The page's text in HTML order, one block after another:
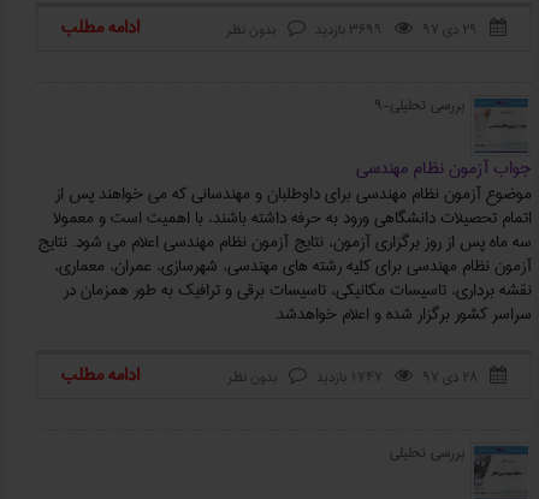
 ۲۹ دی ۹۷  3699 بازدید  بدون نظر ادامه مطلب
بررسی تحلیلی-9
جواب آزمون نظام مهندسی
موضوع آزمون نظام مهندسی برای داوطلبان و مهندسانی که می خواهند پس از
اتمام تحصیلات دانشگاهی ورود به حرفه داشته باشند، با اهمیت است و معمولا
سه ماه پس از روز برگزاری آزمون، نتایج آزمون نظام مهندسی اعلام می شود. نتایج
آزمون نظام مهندسی برای کلیه رشته های مهندسی، شهرسازی، عمران، معماری،
نقشه برداری، تاسیسات مکانیکی، تاسیسات برقی و ترافیک به طور همزمان در
سراسر کشور برگزار شده و اعلام خواهدشد.
 ۲۸ دی ۹۷  1747 بازدید  بدون نظر ادامه مطلب
بررسی تحلیلی